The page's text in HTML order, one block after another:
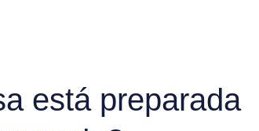
está preparada